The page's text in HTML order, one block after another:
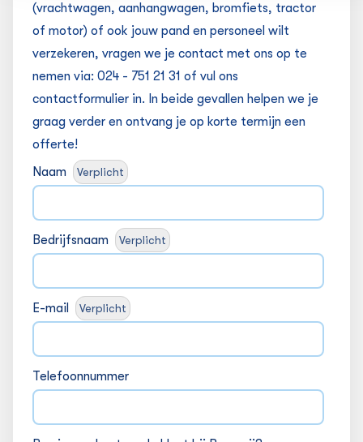
(vrachtwagen, aanhangwagen, bromfiets, tractor
of motor) of ook jouw pand en personeel wilt
verzekeren, vragen we je contact met ons op te
nemen via: 024 - 751 21 31 of vul ons
contactformulier in. In beide gevallen helpen we je
graag verder en ontvang je op korte termijn een
offerte!
Naam
Verplicht
Bedrijfsnaam Verplicht
E-mail Verplicht
Telefoonnummer